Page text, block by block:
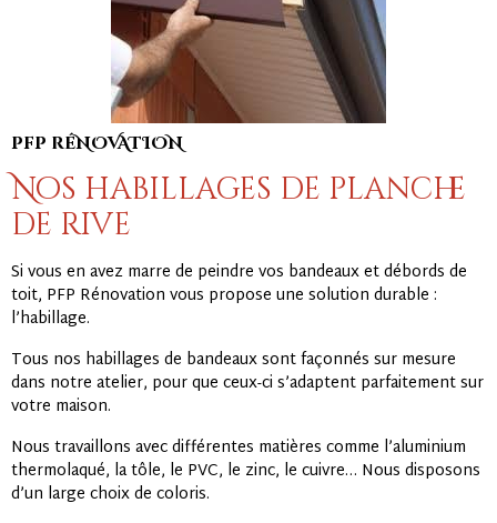
pfp réNOVATION
Nos habillages de planche
de rive
Si vous en avez marre de peindre vos bandeaux et débords de
toit, PFP Rénovation vous propose une solution durable :
l’habillage.
Tous nos habillages de bandeaux sont façonnés sur mesure
dans notre atelier, pour que ceux-ci s’adaptent parfaitement sur
votre maison.
Nous travaillons avec différentes matières comme l’aluminium
thermolaqué, la tôle, le PVC, le zinc, le cuivre… Nous disposons
d’un large choix de coloris.